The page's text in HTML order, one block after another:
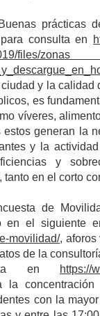
prácticas
consulta en
zonas
y la
es
víveres,
generan la
y la
y
en el corto
de
en el siguiente
movilidad/, aforos
de la
en
https://
concentración
con la